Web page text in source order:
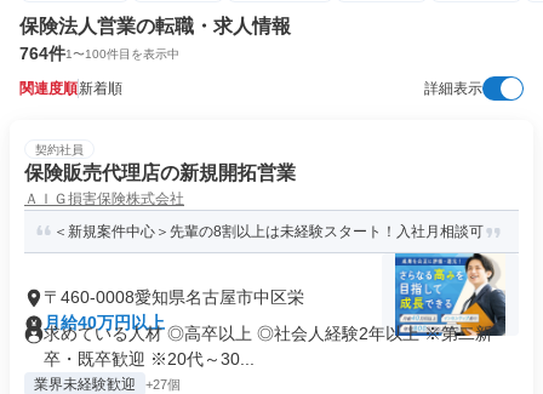
保険法人営業の転職・求人情報
764件1〜100件目を表示中
関連度順新着順 詳細表示
契約社員
保険販売代理店の新規開拓営業
ＡＩＧ損害保険株式会社
＜新規案件中心＞先輩の8割以上は未経験スタート！入社月相談可
〒460-0008愛知県名古屋市中区栄
月給40万円以上
求めている人材 ◎高卒以上 ◎社会人経験2年以上 ※第二新
卒・既卒歓迎 ※20代～30...
業界未経験歓迎 +27個